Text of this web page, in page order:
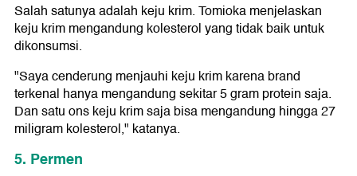
Salah satunya adalah keju krim. Tomioka menjelaskan
keju krim mengandung kolesterol yang tidak baik untuk
dikonsumsi.
"Saya cenderung menjauhi keju krim karena brand
terkenal hanya mengandung sekitar 5 gram protein saja.
Dan satu ons keju krim saja bisa mengandung hingga 27
miligram kolesterol," katanya.
5. Permen